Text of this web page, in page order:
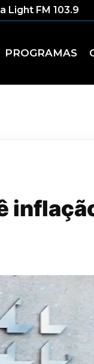
Light FM 103.9
PROGRAMAS